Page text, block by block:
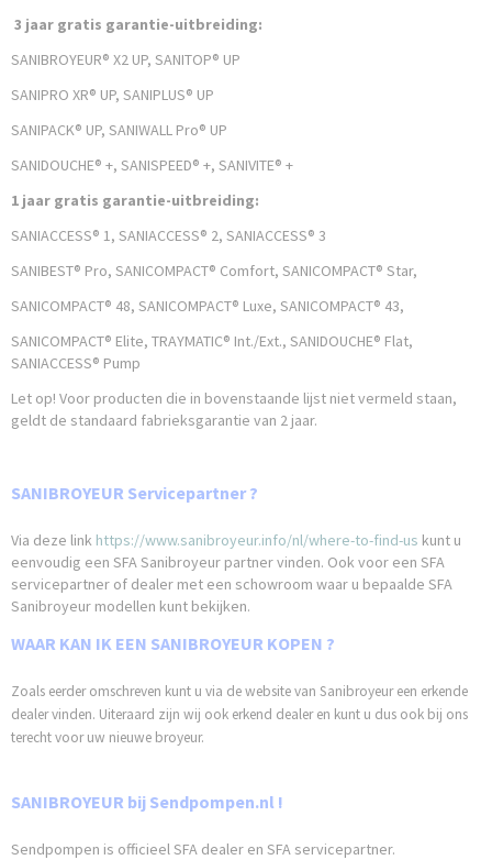
3 jaar gratis garantie-uitbreiding:
SANIBROYEUR® X2 UP, SANITOP® UP
SANIPRO XR® UP, SANIPLUS® UP
SANIPACK® UP, SANIWALL Pro® UP
SANIDOUCHE® +, SANISPEED® +, SANIVITE® +
1 jaar gratis garantie-uitbreiding:
SANIACCESS® 1, SANIACCESS® 2, SANIACCESS® 3
SANIBEST® Pro, SANICOMPACT® Comfort, SANICOMPACT® Star,
SANICOMPACT® 48, SANICOMPACT® Luxe, SANICOMPACT® 43,
SANICOMPACT® Elite, TRAYMATIC® Int./Ext., SANIDOUCHE® Flat,
SANIACCESS® Pump
Let op! Voor producten die in bovenstaande lijst niet vermeld staan,
geldt de standaard fabrieksgarantie van 2 jaar.
SANIBROYEUR Servicepartner ?
Via deze link https://www.sanibroyeur.info/nl/where-to-find-us kunt u
eenvoudig een SFA Sanibroyeur partner vinden. Ook voor een SFA
servicepartner of dealer met een schowroom waar u bepaalde SFA
Sanibroyeur modellen kunt bekijken.
WAAR KAN IK EEN SANIBROYEUR KOPEN ?
Zoals eerder omschreven kunt u via de website van Sanibroyeur een erkende
dealer vinden. Uiteraard zijn wij ook erkend dealer en kunt u dus ook bij ons
terecht voor uw nieuwe broyeur.
SANIBROYEUR bij Sendpompen.nl !
Sendpompen is officieel SFA dealer en SFA servicepartner.